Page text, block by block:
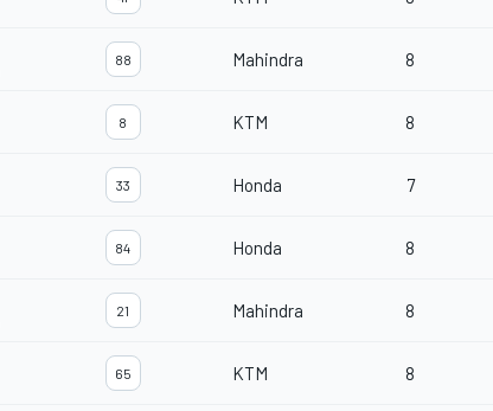
88 Mahindra 8
8 KTM 8
33 Honda 7
84 Honda 8
21 Mahindra 8
65 KTM 8